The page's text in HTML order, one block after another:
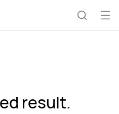
result.